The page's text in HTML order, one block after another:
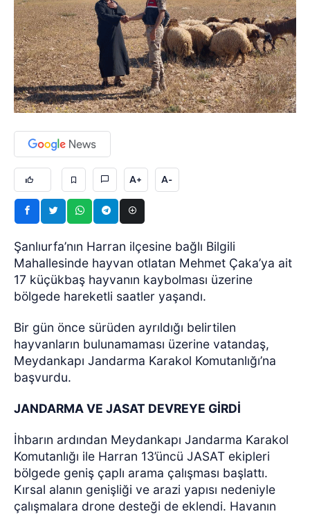
A+ A-
Şanlıurfa’nın Harran ilçesine bağlı Bilgili
Mahallesinde hayvan otlatan Mehmet Çaka’ya ait
17 küçükbaş hayvanın kaybolması üzerine
bölgede hareketli saatler yaşandı.
Bir gün önce sürüden ayrıldığı belirtilen
hayvanların bulunamaması üzerine vatandaş,
Meydankapı Jandarma Karakol Komutanlığı’na
başvurdu.
JANDARMA VE JASAT DEVREYE GİRDİ
İhbarın ardından Meydankapı Jandarma Karakol
Komutanlığı ile Harran 13’üncü JASAT ekipleri
bölgede geniş çaplı arama çalışması başlattı.
Kırsal alanın genişliği ve arazi yapısı nedeniyle
çalışmalara drone desteği de eklendi. Havanın